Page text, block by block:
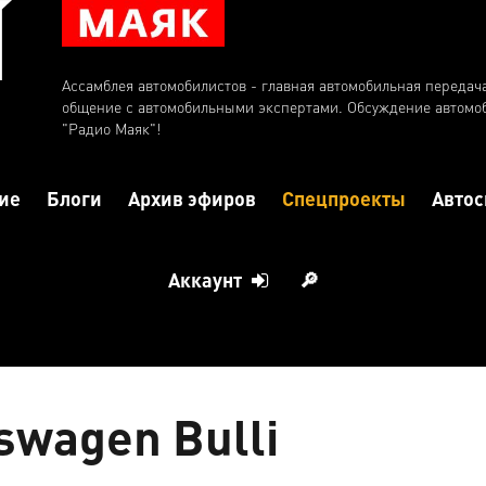
Ассамблея автомобилистов - главная автомобильная
общение с автомобильными экспертами. Обсуждение
"Радио Маяк"!
Блоги Архив эфиров Спецпроекты
Аккаунт 🔎
Bulli